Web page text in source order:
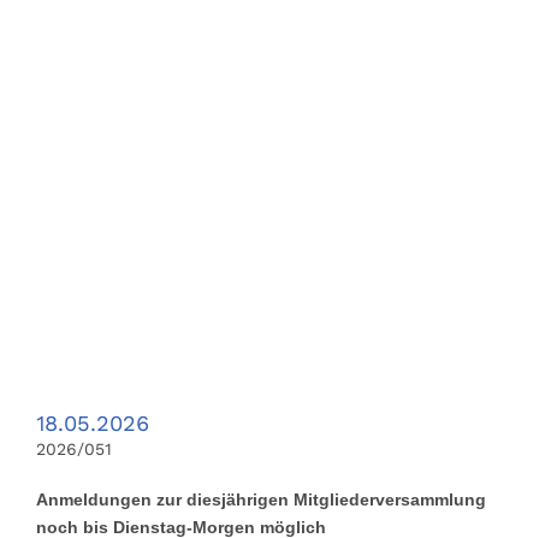
18.05.2026
2026/051
Anmeldungen zur diesjährigen Mitgliederversammlung
noch bis Dienstag-Morgen möglich